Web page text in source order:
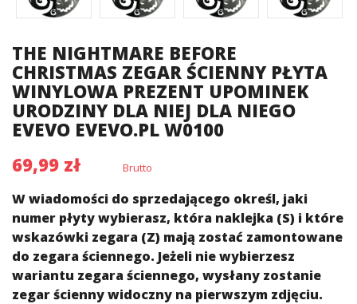
THE NIGHTMARE BEFORE
CHRISTMAS ZEGAR ŚCIENNY PŁYTA
WINYLOWA PREZENT UPOMINEK
URODZINY DLA NIEJ DLA NIEGO
EVEVO EVEVO.PL W0100
69,99 zł
Brutto
Wwiadomości do sprzedającego określ, jaki
numer płyty wybierasz, która naklejka (S) i które
wskazówki zegara (Z) mają zostać zamontowane
do zegara ściennego. Jeżeli nie wybierzesz
wariantu zegara ściennego, wysłany zostanie
zegar ścienny widoczny na pierwszym zdjęciu.